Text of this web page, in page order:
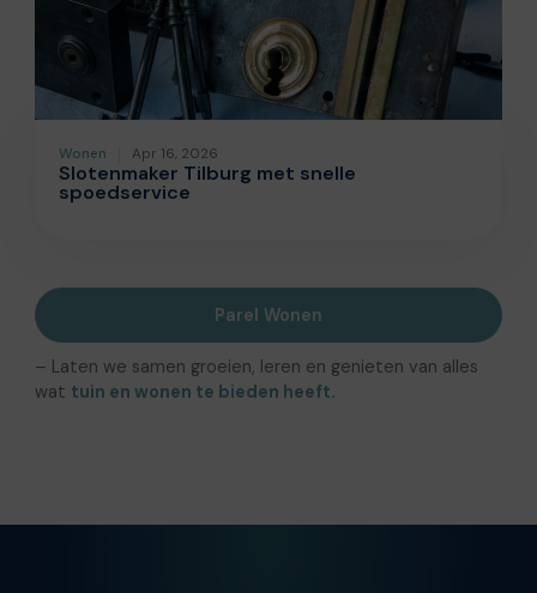
Wonen Apr 16, 2026
Slotenmaker Tilburg met snelle
spoedservice
Parel Wonen
– Laten we samen groeien, leren en genieten van alles
wat tuin en wonen te bieden heeft.